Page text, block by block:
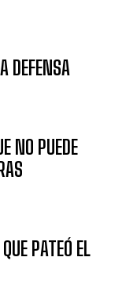
DEFENSA
NO PUEDE
PATEÓ EL